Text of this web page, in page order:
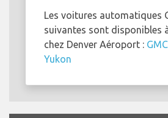
Les voitures automatiques
suivantes sont disponibles
chez Denver Aéroport :
Yukon